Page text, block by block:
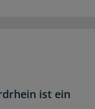
ist ein